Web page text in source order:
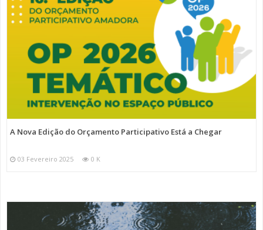
A Nova Edição do Orçamento Participativo Está a Chegar
03 Fevereiro 2025 0 K